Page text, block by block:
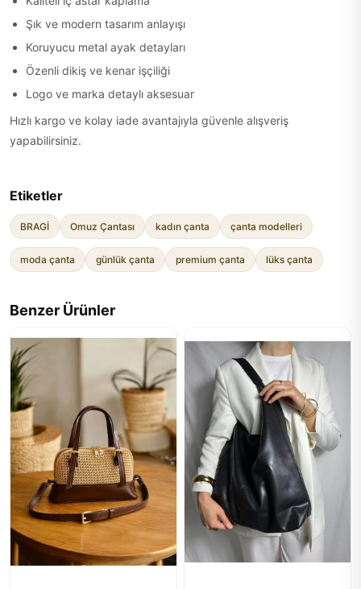
Şık ve modern tasarım anlayışı
Koruyucu metal ayak detayları
Özenli dikiş ve kenar işçiliği
Logo ve marka detaylı aksesuar
Hızlı kargo ve kolay iade avantajıyla güvenle alışveriş
yapabilirsiniz.
Etiketler
BRAGİ Omuz Çantası kadın çanta çanta modelleri
moda çanta günlük çanta premium çanta lüks çanta
Benzer Ürünler